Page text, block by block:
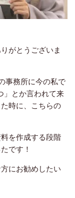
がとうございま
事務所に今の私で
」とか言われて来
時に、こちらの
を作成する段階
です！
にお勧めしたい